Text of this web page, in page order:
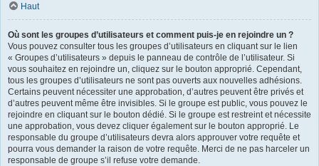
Haut
Où sont les groupes d’utilisateurs et comment puis-je en rejoindre un ?
Vous pouvez consulter tous les groupes d’utilisateurs en cliquant sur le lien
« Groupes d’utilisateurs » depuis le panneau de contrôle de l’utilisateur. Si
vous souhaitez en rejoindre un, cliquez sur le bouton approprié. Cependant,
tous les groupes d’utilisateurs ne sont pas ouverts aux nouvelles adhésions.
Certains peuvent nécessiter une approbation, d’autres peuvent être privés et
d’autres peuvent même être invisibles. Si le groupe est public, vous pouvez le
rejoindre en cliquant sur le bouton dédié. Si le groupe est restreint et nécessite
une approbation, vous devez cliquer également sur le bouton approprié. Le
responsable du groupe d’utilisateurs devra alors approuver votre requête et
pourra vous demander la raison de votre requête. Merci de ne pas harceler un
responsable de groupe s’il refuse votre demande.